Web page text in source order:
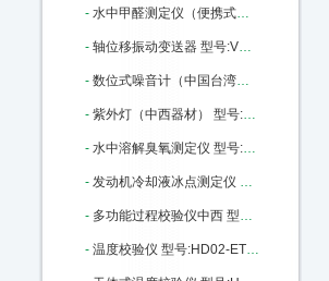
- 水中甲醛测定仪（便携式）/便携式水中甲醛测定仪/甲醛测定仪（便携式台式可选）（中西器材） 型号:CH10/P-308库号：M216448
- 轴位移振动变送器 型号:VX66-TR2001-01-01-01-01库号：M99649
- 数位式噪音计（中国台湾） 型号:GD27/TES-1350A库号：M280634
- 紫外灯（中西器材） 型号:MG69/ZWD-15库号：M401250
- 水中溶解臭氧测定仪 型号:ND06-DOZ-7600库号：M103630
- 发动机冷却液冰点测定仪 型号:XH42-XH-138B库号：M22354
- 多功能过程校验仪中西 型号:HD02-ETX-2025 库号：M22453
- 温度校验仪 型号:HD02-ETX-1810库号：M22448